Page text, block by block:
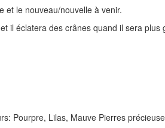
et le nouveau/nouvelle à venir.
il éclatera des crânes quand il sera plus
Pourpre, Lilas, Mauve Pierres